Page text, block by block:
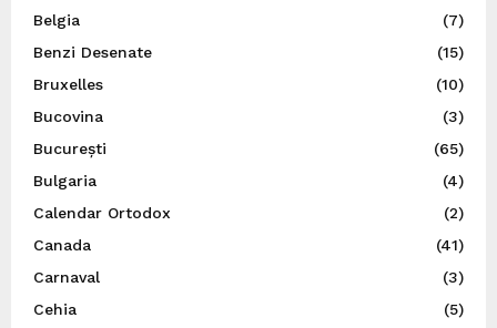
Belgia
(7)
Benzi Desenate
(15)
Bruxelles
(10)
Bucovina
(3)
București
(65)
Bulgaria
(4)
Calendar Ortodox
(2)
Canada
(41)
Carnaval
(3)
Cehia
(5)